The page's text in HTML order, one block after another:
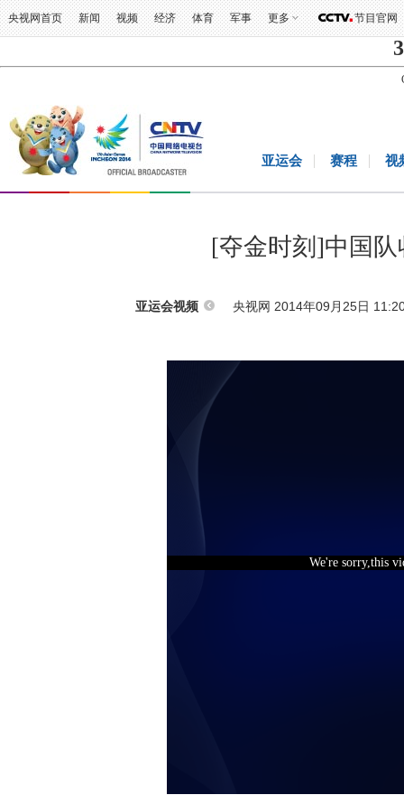
央视网首页 新闻 视频 经济 体育 军事 更多 节目官网
亚运会 赛程 视
[夺金时刻]中国
亚运会视频 央视网 2014年09月25日
We're sorry,this